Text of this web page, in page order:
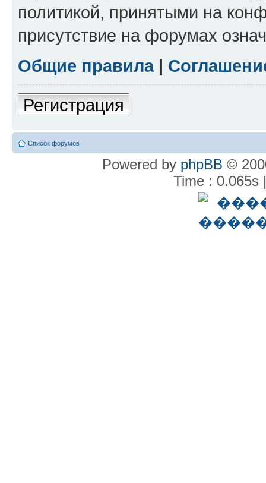
политикой, принятыми на
присутствие на форумах
Общие правила|
Регистрация
Список форумов
Powered by phpBB ©
Time : 0.065s